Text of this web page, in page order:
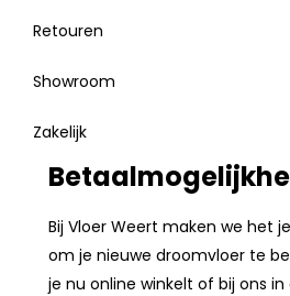
Retouren
Showroom
Zakelijk
Bij Vloer Weert maken we het
om je nieuwe droomvloer te
je nu online winkelt of bij ons